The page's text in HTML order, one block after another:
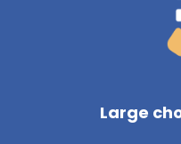
Large